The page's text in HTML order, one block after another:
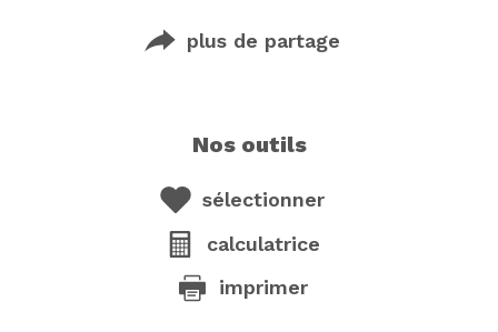
plus de partage
nos outils
sélectionner
calculatrice
imprimer